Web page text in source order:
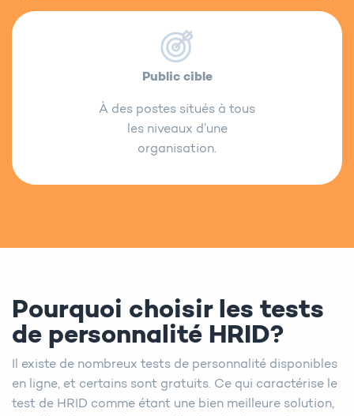
Public cible
À des postes situés à tous
les niveaux d’une
organisation.
Pourquoi choisir les tests
de personnalité HRID?
Il existe de nombreux tests de personnalité disponibles
en ligne, et certains sont gratuits. Ce qui caractérise le
test de HRID comme étant une bien meilleure solution,